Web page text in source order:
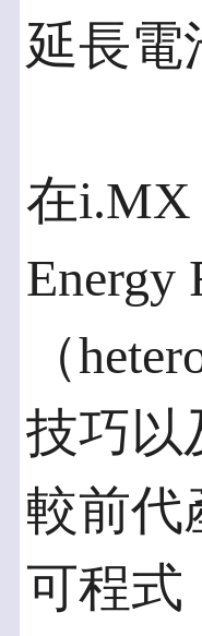
延長電
在i.MX
（
技巧以
較前代
可程式